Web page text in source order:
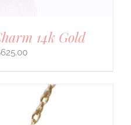
14k Gold
625.00